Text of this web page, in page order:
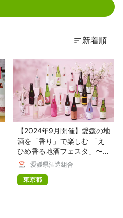
新着順
【2024年9月開催】愛媛の地
酒を「香り」で楽しむ 「え
ひめ香る地酒フェスタ」〜日
程・アクセスなど〜
愛媛県酒造組合
東京都